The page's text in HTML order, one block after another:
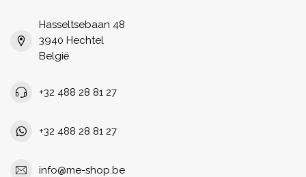
Hasseltsebaan 48
3940 Hechtel
België
+32 488 28 81 27
+32 488 28 81 27
info@me-shop.be